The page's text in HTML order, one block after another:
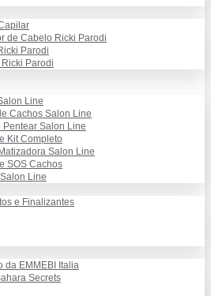
de Cabelo Ricki Parodi
Parodi
Parodi
Line
Cachos Salon Line
Pentear Salon Line
Kit Completo
Salon Line
SOS Cachos
Line
e Finalizantes
da EMMEBI Italia
Secrets